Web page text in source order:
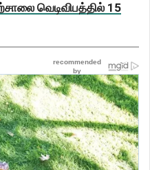
வெடிவிபத்தில் 15